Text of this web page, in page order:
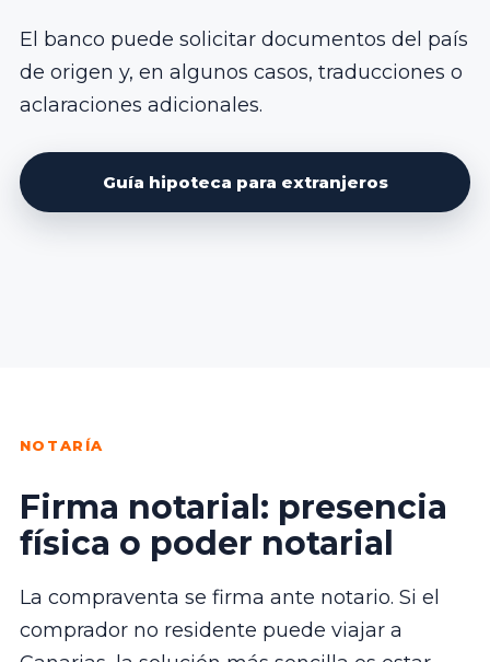
El banco puede solicitar documentos del país
de origen y, en algunos casos, traducciones o
aclaraciones adicionales.
Guía hipoteca para extranjeros
NOTARÍA
Firma notarial: presencia
física o poder notarial
La compraventa se firma ante notario. Si el
comprador no residente puede viajar a